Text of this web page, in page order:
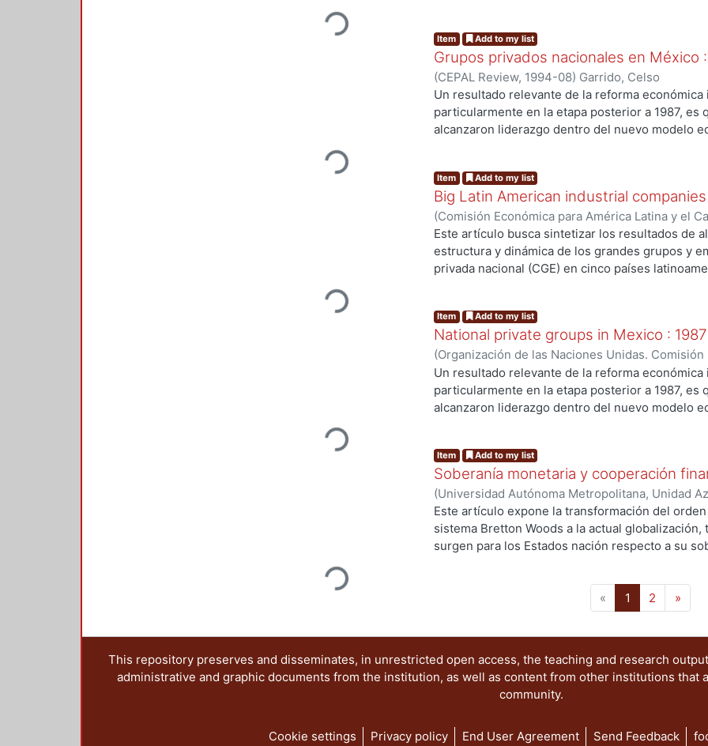
Loading...
de 46 empresas líderes (Brasil, Colombia y
industrial (Brasil y México), así como análisis
Argentina, Brasil y México. PALABRAS CLAVE:
Mercado. Estructura de Mercado. Organización
Loading...
Item Add to my list
Grupos privados nacionales en México
(CEPAL Review, 1994-08) Garrido, Celso
Un resultado relevante de la reforma
particularmente en la etapa posterior a 1987, es
alcanzaron liderazgo dentro del nuevo modelo
alcanzar un peso determinante en la economía
grupos privados nacionales mexicanos es
adoptaron los propios grupos para adecuarse a
que les crearía una economía abierta y
gubernamental de privatización de empresas
transferir al capital privado nacional el poder
desarrollo de nuevos grupos. PALABRAS
Imperfecciones del Mercado. Microeconomía.
Loading...
Item Add to my list
Big Latin American industrial
(Comisión Económica para América Latina y el
Celso;Peres, Wilson
Este artículo busca sintetizar los resultados de
estructura y dinámica de los grandes grupos y
privada nacional (CGE) en cinco países
de Mercado. Estructura de Mercado.
Loading...
Item Add to my list
National private groups in Mexico :
(Organización de las Naciones Unidas.
el Caribe (CEPAL) CEPAL Review,1994-08)
Un resultado relevante de la reforma
particularmente en la etapa posterior a 1987, es
alcanzaron liderazgo dentro del nuevo modelo
alcanzar un peso determinante en la economía
grupos privados nacionales mexicanos es
adoptaron los propios grupos para adecuarse a
que les crearía una economía abierta y
gubernamental de privatización de empresas
transferir al capital privado nacional el poder
equilibrada de dicho poder entre esos grupos
desarrollo de nuevos grupos. PALABRAS
Imperfecciones del Mercado. Microeconomía.
Loading...
Item Add to my list
Soberanía monetaria y cooperación
(Universidad Autónoma Metropolitana, Unidad
Sociales y Humanidades,1995-09)Garrido,
Este artículo expone la transformación del
sistema Bretton Woods a la actual
surgen para los Estados nación respecto a su
« 1 (current)
2 »
This repository preserves and disseminates, in unrestricted open access, the teaching and research
administrative and graphic documents from the institution, as well as content from other institutions that
community.
Cookie settings Privacy policy End User Agreement Send Feedback